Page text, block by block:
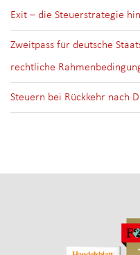
Exit – die Steuerstrategie
Zweitpass für deutsche
rechtliche
Steuern bei Rückkehr nach